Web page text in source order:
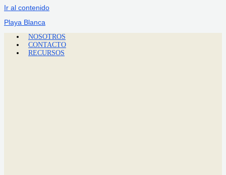
Ir al contenido
Playa Blanca
NOSOTROS
CONTACTO
RECURSOS